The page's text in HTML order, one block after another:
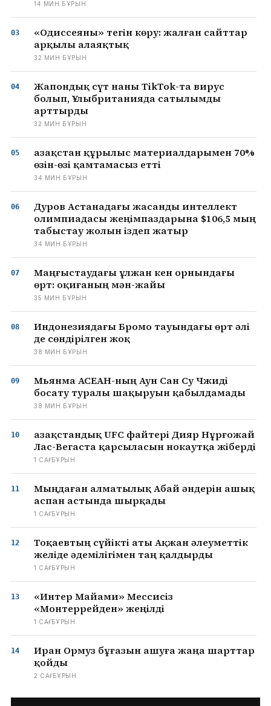
14 МИН БҰРЫН
«Одиссеяны» тегін көру: жалған сайттар
арқылы алаяқтық
32 МИН БҰРЫН
Жапондық сүт наны TikTok-та вирус
болып, Ұлыбританияда сатылымды
арттырды
32 МИН БҰРЫН
Қазақстан құрылыс материалдарымен 70%
өзін-өзі қамтамасыз етті
34 МИН БҰРЫН
Дуров Астанадағы жасанды интеллект
олимпиадасы жеңімпаздарына $106,5 мың
табыстау жолын іздеп жатыр
34 МИН БҰРЫН
Маңғыстаудағы Құлжан кен орнындағы
өрт: оқиғаның мән-жайы
35 МИН БҰРЫН
Индонезиядағы Бромо тауындағы өрт әлі
де сөндірілген жоқ
38 МИН БҰРЫН
Мьянма АСЕАН-ның Аун Сан Су Чжиді
босату туралы шақыруын қабылдамады
38 МИН БҰРЫН
Қазақстандық UFC файтері Дияр Нұрғожай
Лас-Вегаста қарсыласын нокаутқа жіберді
1 САҒ БҰРЫН
Мыңдаған алматылық Абай әндерін ашық
аспан астында шырқады
1 САҒ БҰРЫН
Тоқаевтың сүйікті аты Ақжан әлеуметтік
желіде әдемілігімен таң қалдырды
1 САҒ БҰРЫН
«Интер Майами» Мессисіз
«Монтеррейден» жеңілді
1 САҒ БҰРЫН
Иран Ормуз бұғазын ашуға жаңа шарттар
қойды
2 САҒ БҰРЫН